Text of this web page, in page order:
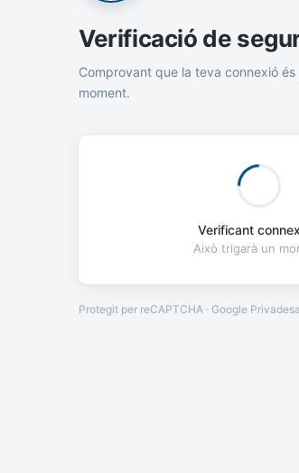
Verificació de
Comprovant que la teva connexió és
moment.
Verificant
Això trigarà un
Protegit per reCAPTCHA · Google Privadesa